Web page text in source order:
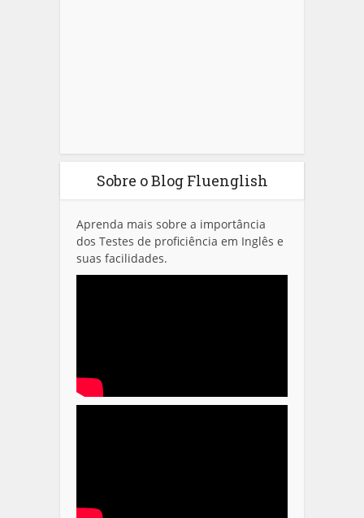
Sobre o Blog Fluenglish
Aprenda mais sobre a importância
dos Testes de proficiência em Inglês e
suas facilidades.